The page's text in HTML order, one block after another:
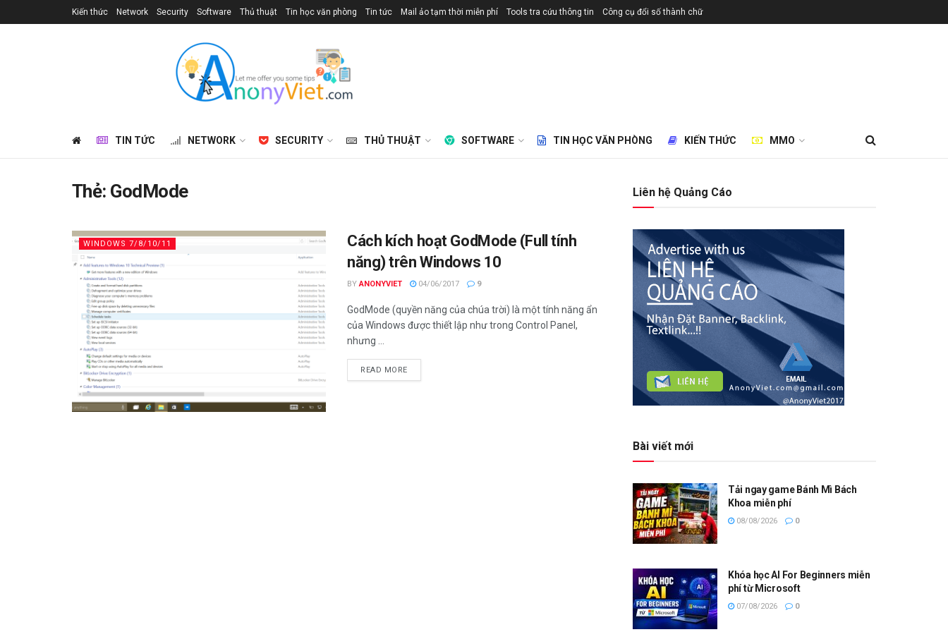
Kiến thức Network Security Software Thủ thuật Tin học văn phòng Tin tức Mail ảo tạm thời miễn phí Tools tra cứu thông tin Công cụ đổi số thành chữ
TIN TỨC NETWORK SECURITY THỦ THUẬT SOFTWARE TIN HỌC VĂN PHÒNG KIẾN THỨC MMO
Thẻ: GodMode
WINDOWS 7/8/10/11
Cách kích hoạt GodMode (Full tính
năng) trên Windows 10
BY ANONYVIET 04/06/2017 9
GodMode (quyền năng của chúa trời) là một tính năng ẩn
của Windows được thiết lập như trong Control Panel,
nhưng ...
READ MOREDETAILS
Liên hệ Quảng Cáo
Bài viết mới
Tải ngay game Bánh Mì Bách
Khoa miễn phí
08/08/2026 0
Khóa học AI For Beginners miễn
phí từ Microsoft
07/08/2026 0